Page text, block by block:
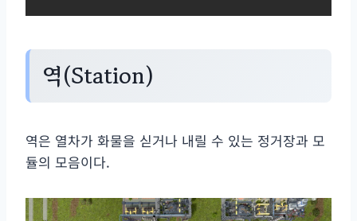
역(Station)
역은 열차가 화물을 싣거나 내릴 수 있는 정거장과 모
듈의 모음이다.